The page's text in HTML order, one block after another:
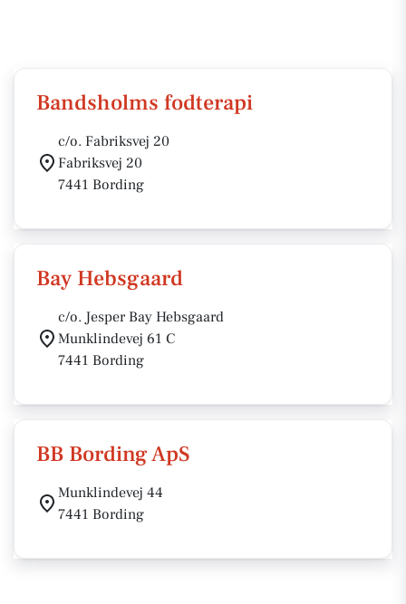
Bandsholms fodterapi
c/o. Fabriksvej 20
Fabriksvej 20
7441 Bording
Bay Hebsgaard
c/o. Jesper Bay Hebsgaard
Munklindevej 61 C
7441 Bording
BB Bording ApS
Munklindevej 44
7441 Bording